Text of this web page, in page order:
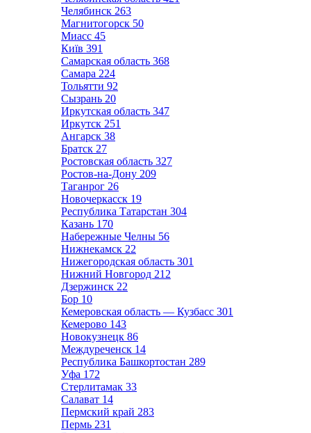
Челябинск 263
Магнитогорск 50
Миасс 45
Київ 391
Самарская область 368
Самара 224
Тольятти 92
Сызрань 20
Иркутская область 347
Иркутск 251
Ангарск 38
Братск 27
Ростовская область 327
Ростов-на-Дону 209
Таганрог 26
Новочеркасск 19
Республика Татарстан 304
Казань 170
Набережные Челны 56
Нижнекамск 22
Нижегородская область 301
Нижний Новгород 212
Дзержинск 22
Бор 10
Кемеровская область — Кузбасс 301
Кемерово 143
Новокузнецк 86
Междуреченск 14
Республика Башкортостан 289
Уфа 172
Стерлитамак 33
Салават 14
Пермский край 283
Пермь 231